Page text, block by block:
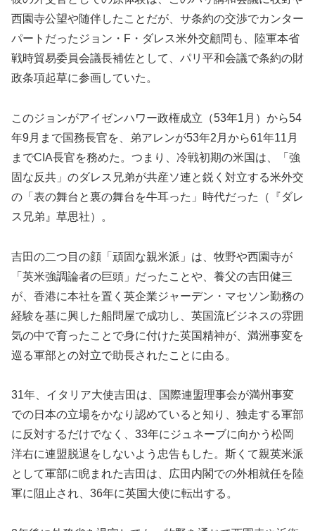
西園寺公望や随伴したことだが、サ条約の交渉でカンター
パートだったジョン・F・ダレス米外交顧問も、陸軍本省
戦時貿易委員会議長補佐として、パリ平和会議で条約の財
政条項起草に参画していた。
このジョンがアイゼンハワー政権成立（53年1月）から54
年9月まで国務長官を、弟アレンが53年2月から61年11月
までCIA長官を務めた。つまり、冷戦初期の米国は、「強
固な反共」のダレス兄弟が共産ソ連と鋭く対立する米外交
の「表の舞台と裏の舞台を牛耳った」時代だった（『ダレ
ス兄弟』草思社）。
吉田の二つ目の顔「頑固な親米派」は、牧野や西園寺が
「英米強調論者の巨頭」だったことや、養父の吉田健三
が、香港に本社を置く英企業ジャーデン・マセソン勤務の
経験を基に興した船問屋で成功し、英国流ビジネスの雰囲
気の中で育ったことで身に付けた英国精神が、満洲事変を
巡る軍部との対立で助長されたことに由る。
31年、イタリア大使吉田は、国際連盟理事会が満州事変
での日本の立場をかなり認めていると知り、独走する軍部
に反対するだけでなく、33年にジュネーブに向かう松岡
洋右に連盟脱退をしないよう忠告もした。斯くて親英米派
として軍部に睨まれた吉田は、広田内閣での外相就任を陸
軍に阻止され、36年に英国大使に転出する。